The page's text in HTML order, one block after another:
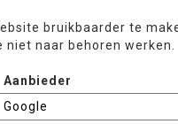
bruikbaarder te
naar behoren werken.
Aanbieder
Google